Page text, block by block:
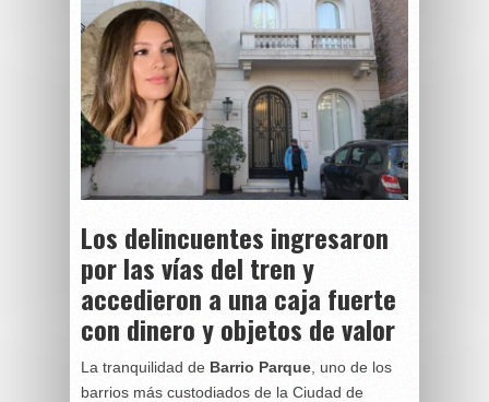
Los delincuentes ingresaron
por las vías del tren y
accedieron a una caja fuerte
con dinero y objetos de valor
La tranquilidad de Barrio Parque , uno de los
barrios más custodiados de la Ciudad de